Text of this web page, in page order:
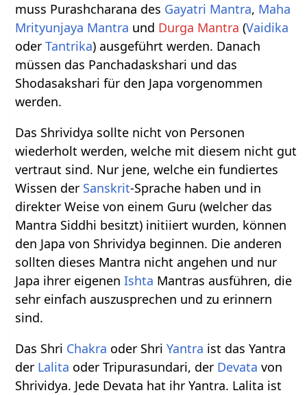
muss Purashcharana des Gayatri Mantra, Maha
Mrityunjaya Mantra und Durga Mantra (Vaidika
oderTantrika) ausgeführt werden. Danach
müssen das Panchadaskshari und das
Shodasakshari für den Japa vorgenommen
werden.
Das Shrividya sollte nicht von Personen
wiederholt werden, welche mit diesem nicht gut
vertraut sind. Nur jene, welche ein fundiertes
Wissen der Sanskrit-Sprache haben und in
direkter Weise von einem Guru (welcher das
Mantra Siddhi besitzt) initiiert wurden, können
den Japa von Shrividya beginnen. Die anderen
sollten dieses Mantra nicht angehen und nur
Japa ihrer eigenenIshta Mantras ausführen, die
sehr einfach auszusprechen und zu erinnern
sind.
Das Shri Chakra oder ShriYantra ist das Yantra
der Lalita oder Tripurasundari, der Devata von
Shrividya. Jede Devata hat ihr Yantra. Lalita ist